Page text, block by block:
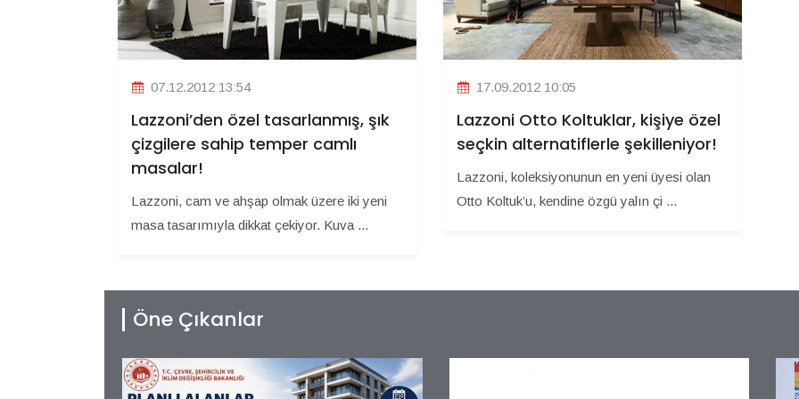
07.12.2012 13:54
Lazzoni’den özel tasarlanmış, şık
çizgilere sahip temper camlı
masalar!
Lazzoni, cam ve ahşap olmak üzere iki yeni
masa tasarımıyla dikkat çekiyor. Kuva ...
17.09.2012 10:05
Lazzoni Otto Koltuklar, kişiye özel
seçkin alternatiflerle şekilleniyor!
Lazzoni, koleksiyonunun en yeni üyesi olan
Otto Koltuk’u, kendine özgü yalın çi ...
Öne Çıkanlar